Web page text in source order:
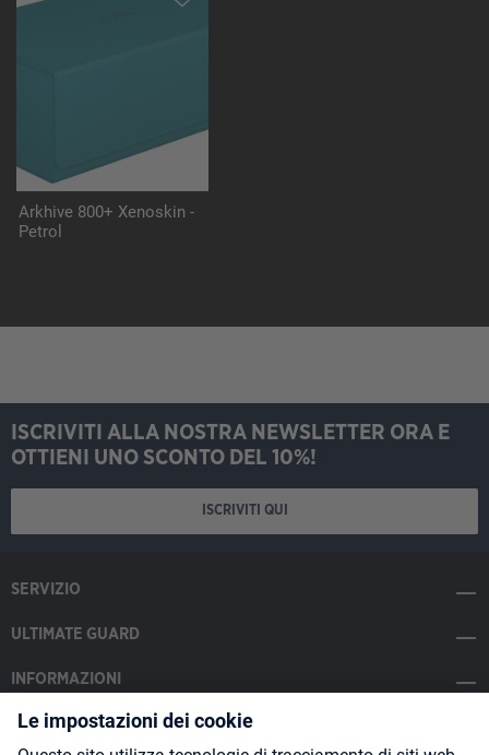
Arkhive 800+ Xenoskin -
Petrol
ISCRIVITI ALLA NOSTRA NEWSLETTER ORA E
OTTIENI UNO SCONTO DEL 10%!
ISCRIVITI QUI
SERVIZIO
ULTIMATE GUARD
INFORMAZIONI
SOCIAL MEDIA